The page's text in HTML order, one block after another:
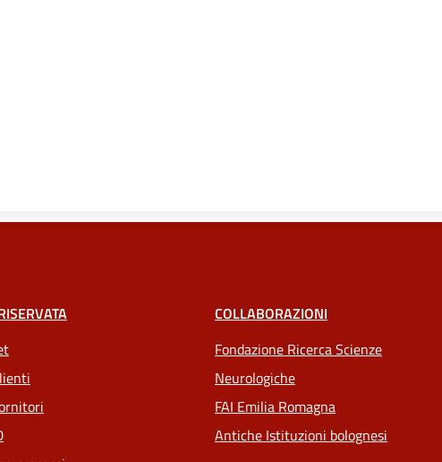
COLLABORAZIONI
Fondazione Ricerca Scienze
Neurologiche
FAI Emilia Romagna
Antiche Istituzioni bolognesi